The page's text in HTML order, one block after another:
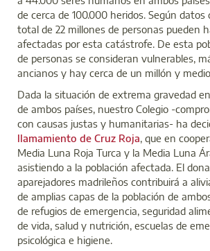
de cerca de 100.000 heridos. Según datos
total de 22 millones de personas pueden
afectadas por esta catástrofe. De esta
de personas se consideran vulnerables,
ancianos y hay cerca de un millón y
Dada la situación de extrema gravedad
de ambos países, nuestro Colegio -
con causas justas y humanitarias- ha
llamamiento de Cruz Roja , que en
Media Luna Roja Turca y la Media Luna
asistiendo a la población afectada. El
aparejadores madrileños contribuirá a
de amplias capas de la población de
de refugios de emergencia, seguridad
de vida, salud y nutrición, escuelas de
psicológica e higiene.